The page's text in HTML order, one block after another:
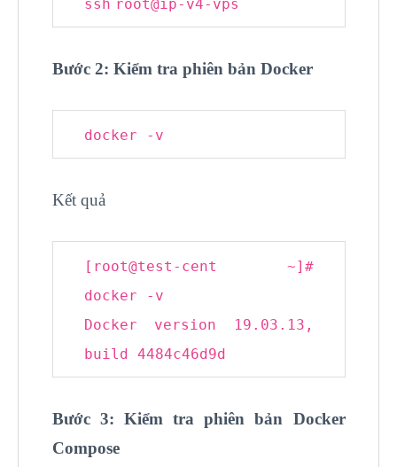
ssh root@ip-v4-vps
Bước 2: Kiểm tra phiên bản Docker
docker - v
Kết quả
[root@test -cent ~] #
docker -v
Docker version 19.03.13,
build 4484c46d9d
Bước 3: Kiểm tra phiên bản Docker
Compose